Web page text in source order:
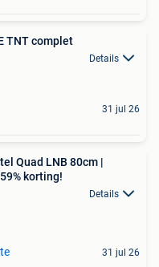
TNT complet
Details
31 jul 26
Quad LNB 80cm |
korting!
Details
31 jul 26